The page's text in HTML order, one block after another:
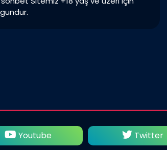
Twitter Facebook